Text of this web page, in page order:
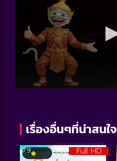
เรื่องอื่นๆที่น่าสนใจ
Full HD
7.9